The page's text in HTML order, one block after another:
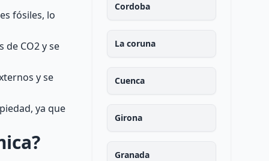
fósiles, lo
CO2 y se
y se
ya que
Cordoba
La coruna
Cuenca
Girona
Granada